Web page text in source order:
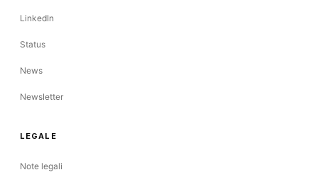
LinkedIn
Status
News
Newsletter
LEGALE
Note legali